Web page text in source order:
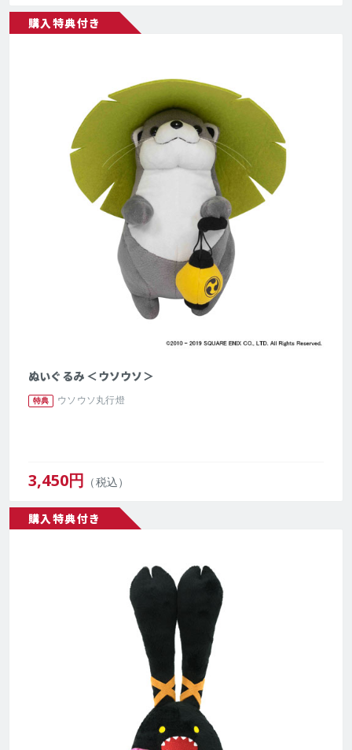
購入特典付き
ぬいぐるみ ＜ウソウソ＞
3,450円 （税込）
特典 ウソウソ丸行燈
購入特典付き